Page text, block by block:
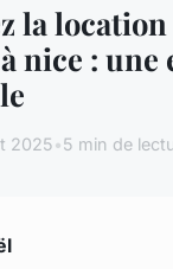
la
nice : une
2025•5 min de